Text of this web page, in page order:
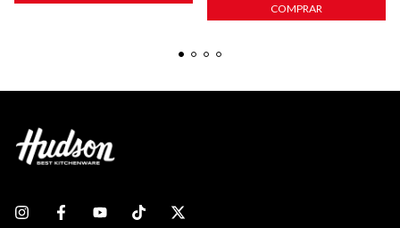
COMPRAR